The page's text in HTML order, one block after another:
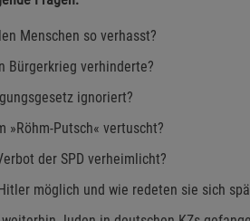
Menschen so verhasst?
Bürgerkrieg verhinderte?
ignoriert?
»Röhm-Putsch« vertuscht?
der SPD verheimlicht?
möglich und wie redeten sie sich